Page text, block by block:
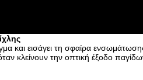
και εισάγει τη σφαίρα
κλείνουν την οπτική έξοδο